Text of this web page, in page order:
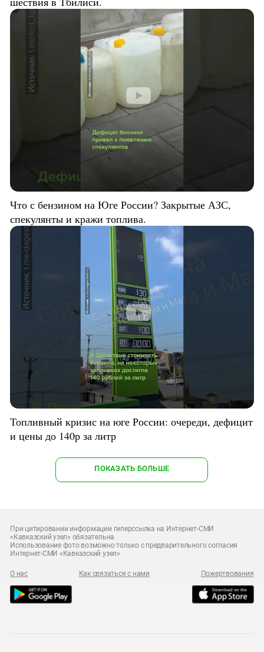
Что с бензином на Юге России? Закрытые АЗС,
спекулянты и кражи топлива.
Топливный кризис на юге России: очереди, дефицит
и цены до 140р за литр
ПОКАЗАТЬ БОЛЬШЕ
При цитировании информации гиперссылка на Интернет-СМИ
«Кавказский узел» обязательна
Использование фото возможно только с предварительного согласия
Интернет-СМИ «Кавказский узел»
О нас Как связаться с нами Пожертвования